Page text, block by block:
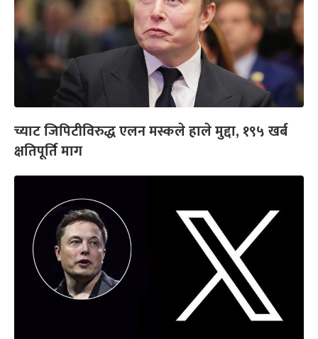
च्याट जिपिटीविरुद्ध एलन मस्कले हाले मुद्दा, १९५ खर्ब
क्षतिपूर्ति माग